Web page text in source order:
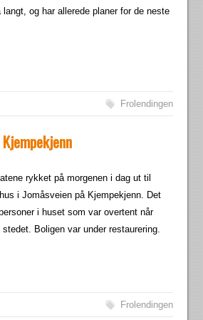
langt, og har allerede planer for de neste
Frolendingen
rykket på morgenen i dag ut til
i Jomåsveien på Kjempekjenn. Det
i huset som var overtent når
Boligen var under restaurering.
Frolendingen